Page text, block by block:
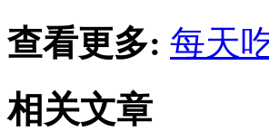
查看更多: 每天
相关文章